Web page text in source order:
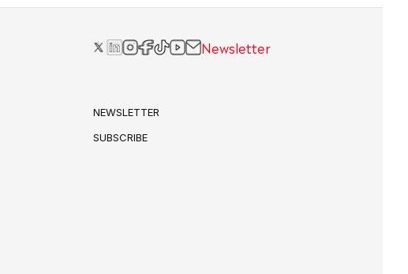
Newsletter
NEWSLETTER
SUBSCRIBE